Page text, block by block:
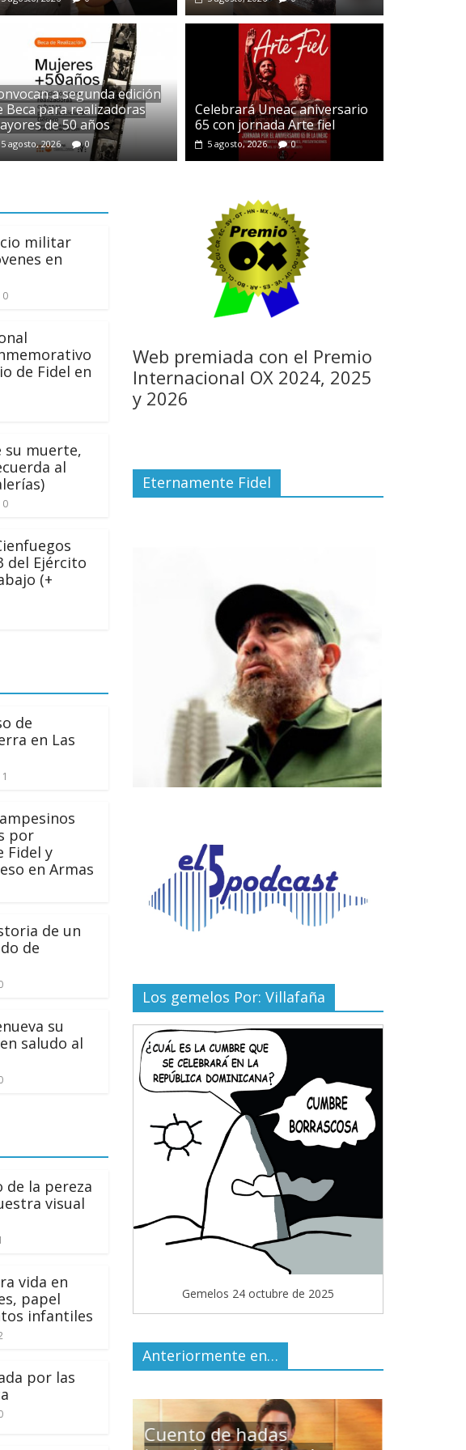
neoestatismo estadounidense
4 agosto, 2026 5 de Septiembre
a segunda edición
Beca para realizadoras
de 50 años
5 agosto, 2026 0
Celebrará Uneac aniversario
65 con jornada Arte fiel
5 agosto, 2026 0
militar
en
0
de Fidel en
su muerte,
al
0
del Ejército
(+
de
en Las
1
por
Fidel y
en Armas
de un
de
su
saludo al
de la pereza
visual
vida en
papel
infantiles
por las
Web premiada con el Premio
Internacional OX 2024, 2025
y 2026
Eternamente Fidel
Los gemelos Por: Villafaña
Gemelos 24 octubre de 2025
Anteriormente en…